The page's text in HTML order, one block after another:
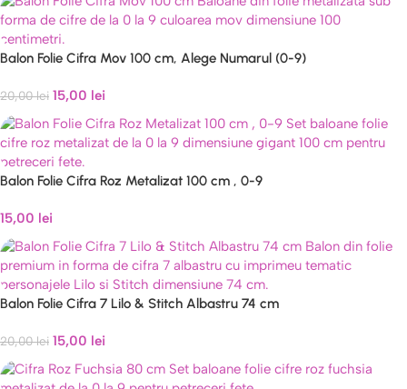
Balon Folie Cifra Mov 100 cm, Alege Numarul (0-9)
20,00lei 15,00 lei
Balon Folie Cifra Roz Metalizat 100 cm , 0-9
15,00 lei
Balon Folie Cifra 7 Lilo & Stitch Albastru 74 cm
20,00lei 15,00 lei